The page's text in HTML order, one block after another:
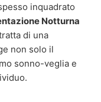
inquadrato
Notturna
di una
non solo il
sonno-veglia e